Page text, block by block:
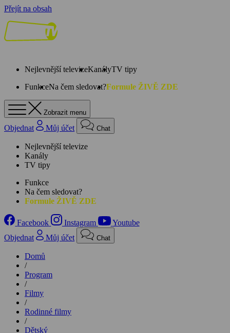
Přejít na obsah
Nejlevnější televizeKanályTV tipy
FunkceNa čem sledovat?Formule ŽIVĚ ZDE
Zobrazit menu
Objednat Můj účet Chat
Nejlevnější televize
Kanály
TV tipy
Funkce
Na čem sledovat?
Formule ŽIVĚ ZDE
Facebook Instagram
Youtube
Objednat
Můj účet Chat
Domů
/
Program
/
Filmy
/
Rodinné filmy
/
Dětský